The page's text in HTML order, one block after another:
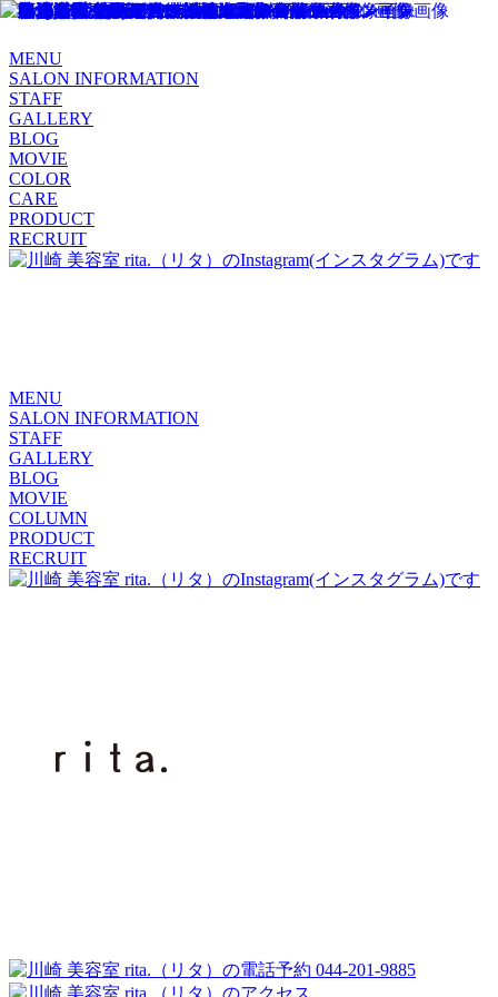
MENU
SALON INFORMATION
STAFF
GALLERY
BLOG
MOVIE
COLOR
CARE
PRODUCT
RECRUIT
MENU
SALON INFORMATION
STAFF
GALLERY
BLOG
MOVIE
COLUMN
PRODUCT
RECRUIT
044-201-9885